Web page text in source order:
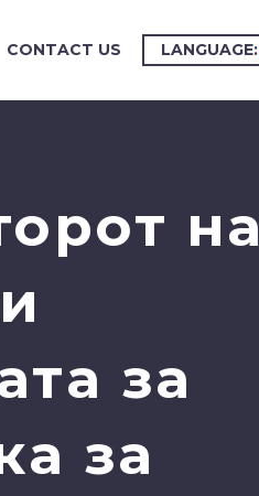
CONTACT US LANGUAGE:
на
за
за